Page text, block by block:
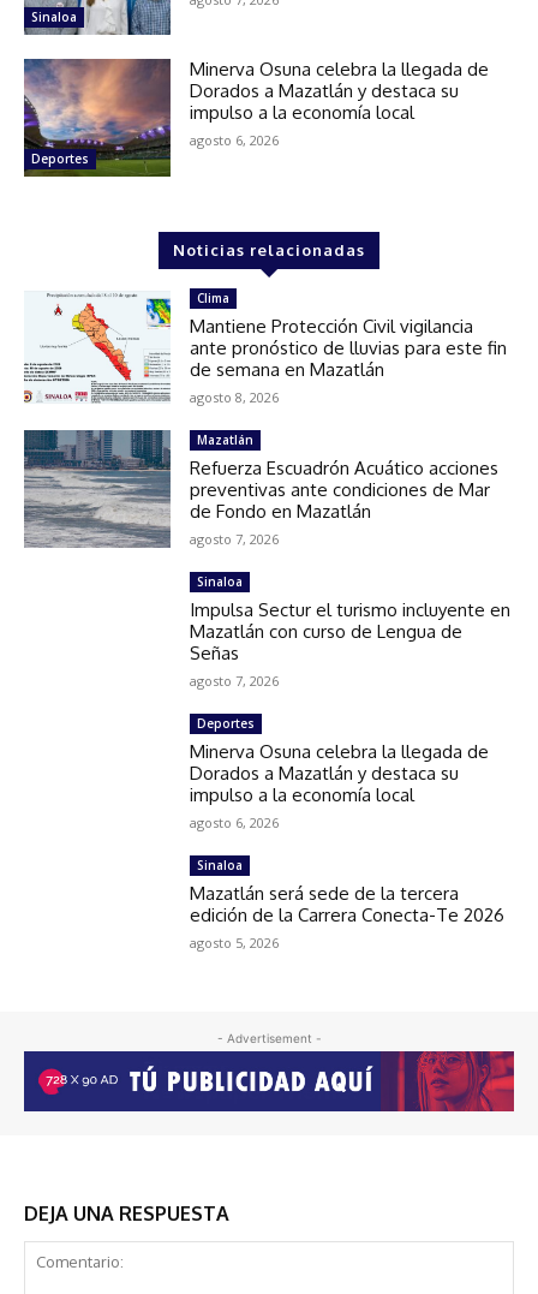
Sinaloa
Deportes
Minerva Osuna celebra la llegada de
Dorados a Mazatlán y destaca su
impulso a la economía local
agosto 6, 2026
Noticias relacionadas
Clima
Mantiene Protección Civil vigilancia
ante pronóstico de lluvias para este fin
de semana en Mazatlán
agosto 8, 2026
Mazatlán
Refuerza Escuadrón Acuático acciones
preventivas ante condiciones de Mar
de Fondo en Mazatlán
agosto 7, 2026
Sinaloa
Impulsa Sectur el turismo incluyente en
Mazatlán con curso de Lengua de
Señas
agosto 7, 2026
Deportes
Minerva Osuna celebra la llegada de
Dorados a Mazatlán y destaca su
impulso a la economía local
agosto 6, 2026
Sinaloa
Mazatlán será sede de la tercera
edición de la Carrera Conecta-Te 2026
agosto 5, 2026
- Advertisement -
DEJA UNA RESPUESTA